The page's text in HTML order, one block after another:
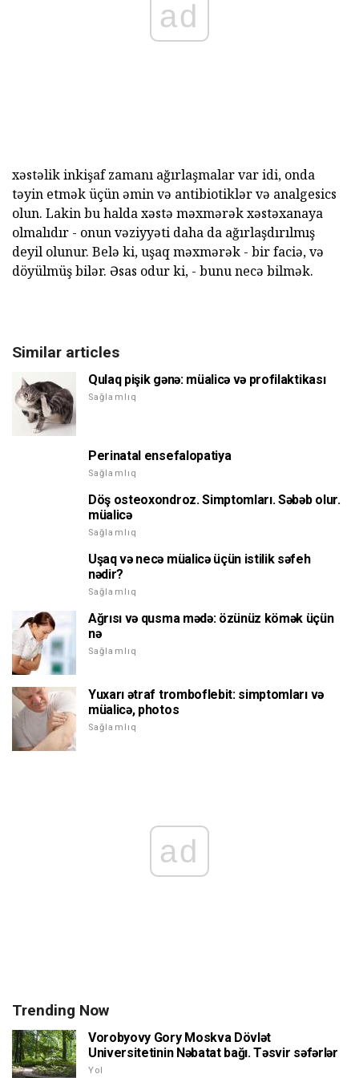
ad
xəstəlik inkişaf zamanı ağırlaşmalar var idi, onda
təyin etmək üçün əmin və antibiotiklər və analgesics
olun. Lakin bu halda xəstə məxmərək xəstəxanaya
olmalıdır - onun vəziyyəti daha da ağırlaşdırılmış
deyil olunur. Belə ki, uşaq məxmərək - bir faciə, və
döyülmüş bilər. Əsas odur ki, - bunu necə bilmək.
Similar articles
Qulaq pişik gənə: müalicə və profilaktikası
Sağlamlıq
Perinatal ensefalopatiya
Sağlamlıq
Döş osteoxondroz. Simptomları. Səbəb olur.
müalicə
Sağlamlıq
Uşaq və necə müalicə üçün istilik səfeh
nədir?
Sağlamlıq
Ağrısı və qusma mədə: özünüz kömək üçün
nə
Sağlamlıq
Yuxarı ətraf tromboflebit: simptomları və
müalicə, photos
Sağlamlıq
ad
Trending Now
Vorobyovy Gory Moskva Dövlət
Universitetinin Nəbatat bağı. Təsvir səfərlər
Yol